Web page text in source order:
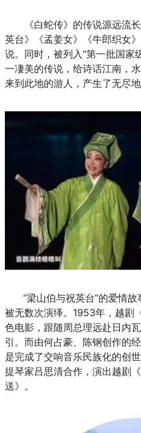
《白蛇传》的传说源远流长
英台》《孟姜女》《牛郎织女
说。同时，被列入“第一批国家
一凄美的传说，给诗话江南，
来到此地的游人，产生了无尽
“梁山伯与祝英台”的爱情故
被无数次演绎。1953年，越剧
色电影，跟随周总理远赴日内
引。而由何占豪、陈钢创作的
是完成了交响音乐民族化的创
提琴家吕思清合作，演出越剧
送》。